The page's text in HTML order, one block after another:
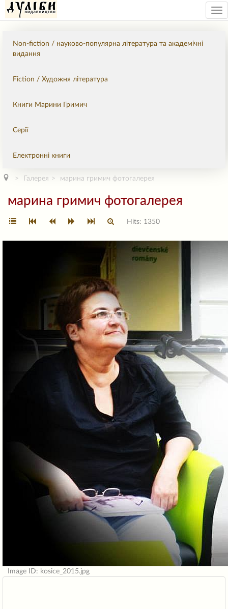
Non-fiction / науково-популярна література та академічні
видання
Fiction / Художня література
Книги Марини Гримич
Серії
Електронні книги
Галерея марина гримич фотогалерея
марина гримич фотогалерея
Hits: 1350
Image ID: kosice_2015.jpg